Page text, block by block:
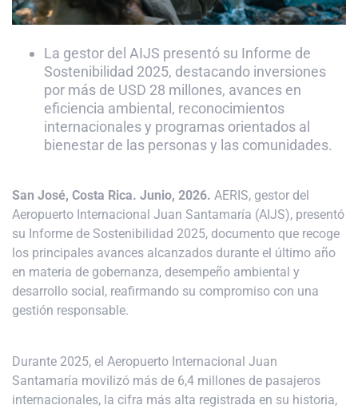
La gestor del AIJS presentó su Informe de
Sostenibilidad 2025, destacando inversiones
por más de USD 28 millones, avances en
eficiencia ambiental, reconocimientos
internacionales y programas orientados al
bienestar de las personas y las comunidades.
San José, Costa Rica. Junio, 2026. AERIS, gestor del
Aeropuerto Internacional Juan Santamaría (AIJS), presentó
su Informe de Sostenibilidad 2025, documento que recoge
los principales avances alcanzados durante el último año
en materia de gobernanza, desempeño ambiental y
desarrollo social, reafirmando su compromiso con una
gestión responsable.
Durante 2025, el Aeropuerto Internacional Juan
Santamaría movilizó más de 6,4 millones de pasajeros
internacionales, la cifra más alta registrada en su historia,